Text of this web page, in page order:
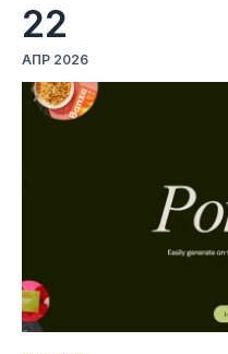
Games
AI news
22
ΑΠΡ 2026